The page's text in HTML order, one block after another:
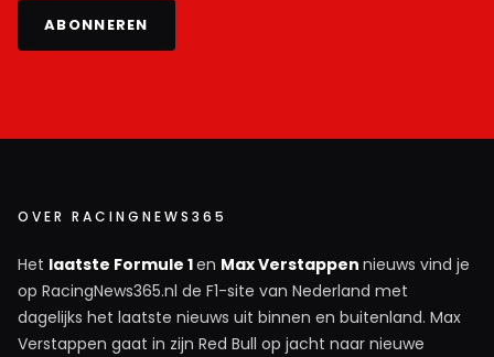
ABONNEREN
OVER RACINGNEWS365
Het laatste Formule 1en Max Verstappen nieuws vind je
op RacingNews365.nl de F1-site van Nederland met
dagelijks het laatste nieuws uit binnen en buitenland. Max
Verstappen gaat in zijn Red Bull op jacht naar nieuwe